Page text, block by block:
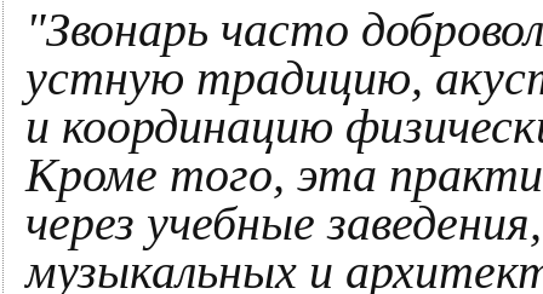
"Звонарь часто
устную традицию,
и координацию
Кроме того, эта
через учебные
музыкальных и